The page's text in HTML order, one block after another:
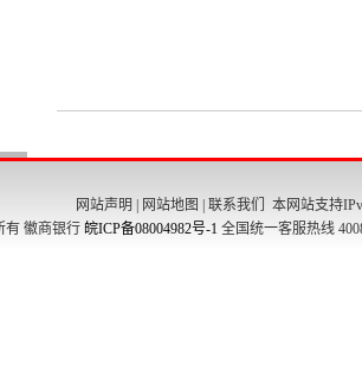
网站声明 网站地图 联系我们
本网站支持
有 徽商银行 皖ICP备08004982号-1 全国统一客服热线